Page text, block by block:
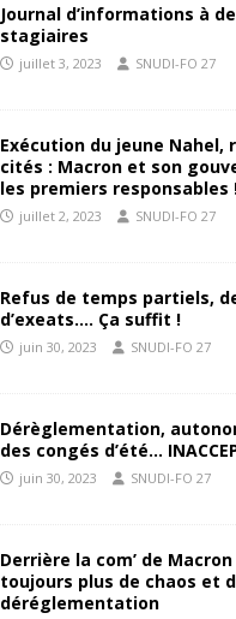
Journal d’informations à
stagiaires
juillet 3, 2023 SNUDI-FO 27
Exécution du jeune Nahel,
cités : Macron et son
les premiers responsables
juillet 2, 2023 SNUDI-FO 27
Refus de temps partiels,
d’exeats…. Ça suffit !
juin 30, 2023 SNUDI-FO 27
Dérèglementation,
des congés d’été…
juin 30, 2023 SNUDI-FO 27
Derrière la com’ de
toujours plus de chaos et
déréglementation